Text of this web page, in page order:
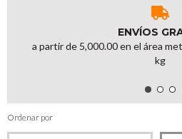
ENVÍOS
a partir de 5,000.00 en el área
kg
Ordenar por